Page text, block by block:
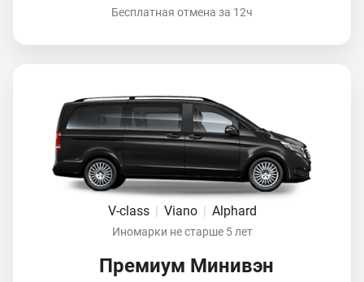
Бесплатная отмена за 12ч
V-class Viano Alphard
Иномарки не старше 5 лет
Премиум Минивэн